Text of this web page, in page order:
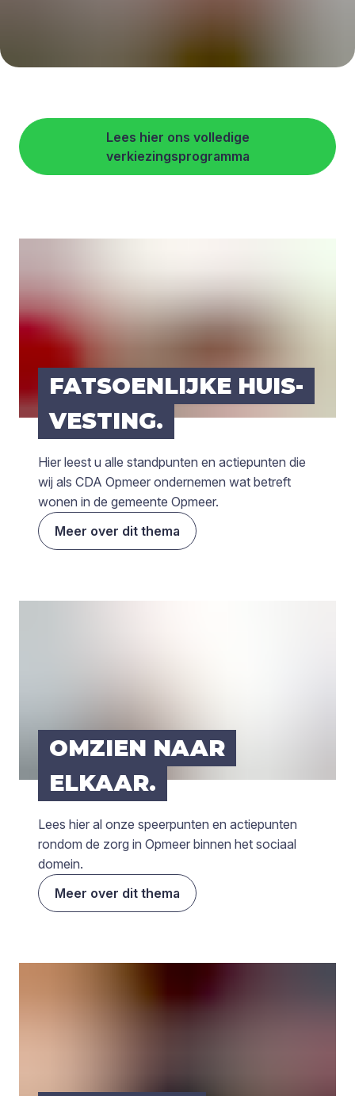
Lees hier ons volledige
verkiezingsprogramma
FAT­SOEN­LIJ­KE HUIS­
VES­TING.
Hier leest u alle standpunten en actiepunten die
wij als CDA Opmeer ondernemen wat betreft
wonen in de gemeente Opmeer.
Meer over dit thema
OMZIEN NAAR
ELKAAR.
Lees hier al onze speerpunten en actiepunten
rondom de zorg in Opmeer binnen het sociaal
domein.
Meer over dit thema